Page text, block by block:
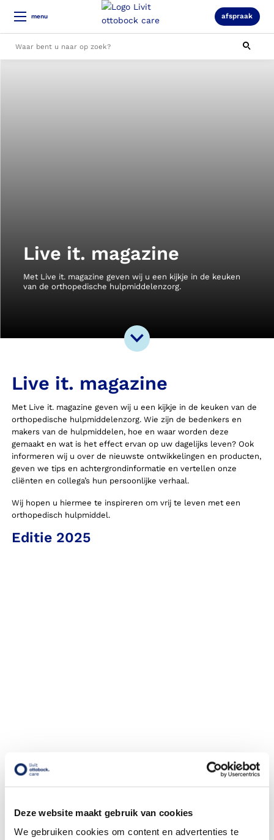
Deze website maakt gebruik van cookies
We gebruiken cookies om content en advertenties te
menu afspraak
Live it. magazine
Met Live it. magazine geven wij u een kijkje in de keuken
van de orthopedische hulpmiddelenzorg.
Live it. magazine
Met Live it. magazine geven wij u een kijkje in de keuken van de
orthopedische hulpmiddelenzorg. Wie zijn de bedenkers en
makers van de hulpmiddelen, hoe en waar worden deze
gemaakt en wat is het effect ervan op uw dagelijks leven? Ook
informeren wij u over de nieuwste ontwikkelingen en producten,
geven we tips en achtergrondinformatie en vertellen onze
cliënten en collega’s hun persoonlijke verhaal.
Wij hopen u hiermee te inspireren om vrij te leven met een
orthopedisch hulpmiddel.
Editie 2025